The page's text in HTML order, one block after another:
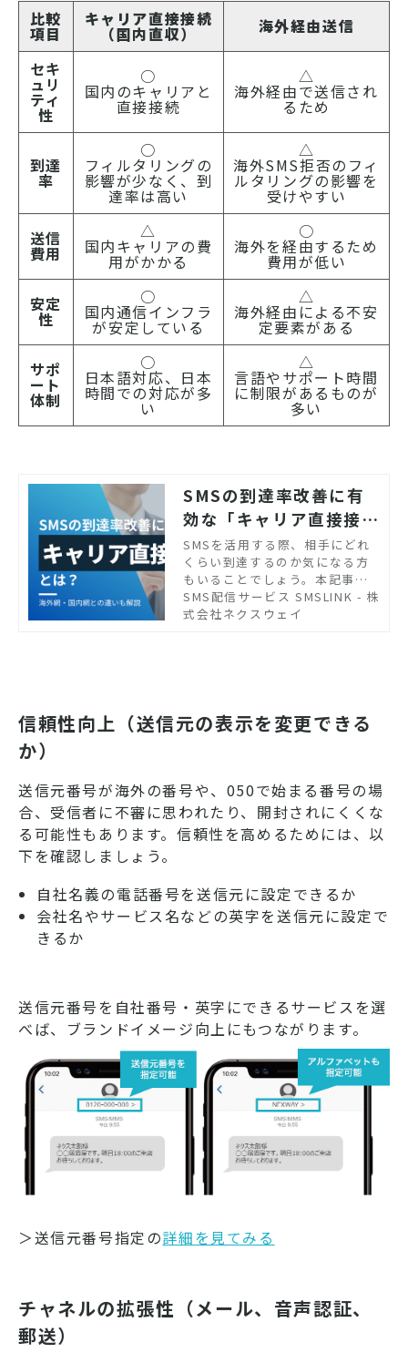
比較
項目
キャリア直接接続
（国内直収）
海外経由送信
セキ
ュリ
ティ
性
○
国内のキャリアと
直接接続
△
海外経由で送信され
るため
到達
率
○
フィルタリングの
影響が少なく、到
達率は高い
△
海外SMS拒否のフィ
ルタリングの影響を
受けやすい
送信
費用
△
国内キャリアの費
用がかかる
○
海外を経由するため
費用が低い
安定
性
○
国内通信インフラ
が安定している
△
海外経由による不安
定要素がある
サポ
ート
体制
○
日本語対応、日本
時間での対応が多
い
△
言語やサポート時間
に制限があるものが
多い
SMSの到達率改善に有
効な「キャリア直接接
続」とは？海外網・国内
網との違いも解説
SMSを活用する際、相手にどれ
くらい到達するのか気になる方
もいることでしょう。本記事で
は、SMSの到達率の高さやその
理由を解説します。さらに、開
SMS配信サービス SMSLINK - 株
式会社ネクスウェイ
信頼性向上（送信元の表示を変更できる
か）
送信元番号が海外の番号や、050で始まる番号の場
合、受信者に不審に思われたり、開封されにくくな
る可能性もあります。信頼性を高めるためには、以
下を確認しましょう。
自社名義の電話番号を送信元に設定できるか
会社名やサービス名などの英字を送信元に設定で
きるか
送信元番号を自社番号・英字にできるサービスを選
べば、ブランドイメージ向上にもつながります。
＞送信元番号指定の詳細を見てみる
チャネルの拡張性（メール、音声認証、
郵送）